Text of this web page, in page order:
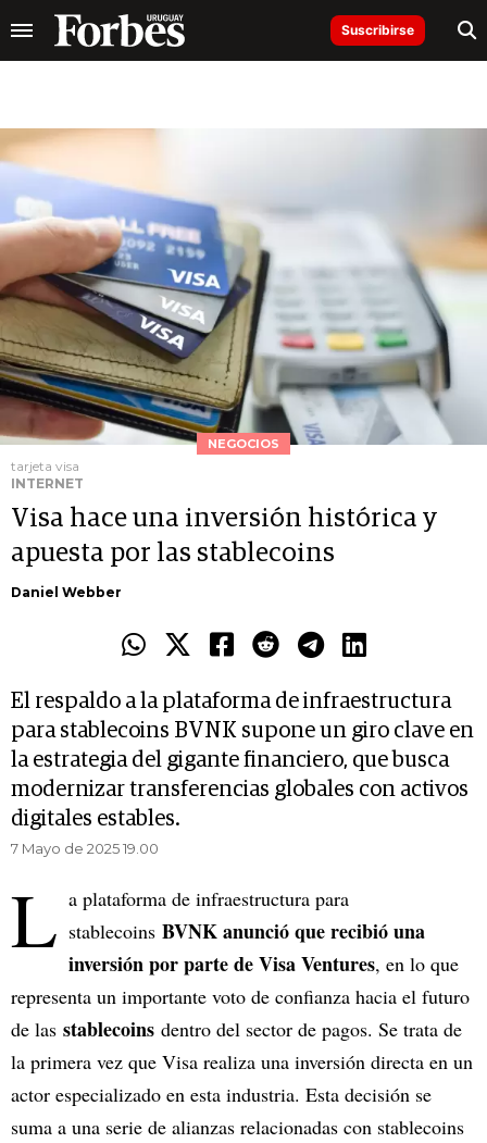
Suscribirse
NEGOCIOS
tarjeta visa
INTERNET
Visa hace una inversión histórica y
apuesta por las stablecoins
Daniel Webber
El respaldo a la plataforma de infraestructura
para stablecoins BVNK supone un giro clave en
la estrategia del gigante financiero, que busca
modernizar transferencias globales con activos
digitales estables.
7 Mayo de 2025 19.00
L a plataforma de infraestructura para
stablecoins BVNK anunció que recibió una
inversión por parte de Visa Ventures, en lo que
representa un importante voto de confianza hacia el futuro
de las stablecoins dentro del sector de pagos. Se trata de
la primera vez que Visa realiza una inversión directa en un
actor especializado en esta industria. Esta decisión se
suma a una serie de alianzas relacionadas con stablecoins